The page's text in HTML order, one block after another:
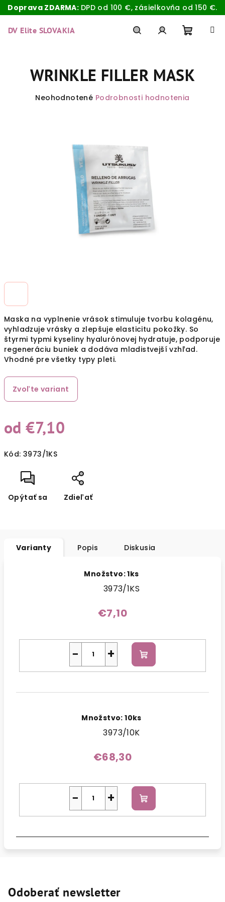
Doprava ZDARMA: DPD od 100 €, zásielkovňa od 150 €.
naDV Elite SLOVAKIA
košík
Maska na vyplnenie vrások stimuluje tvorbu kolagénu,
vyhladzuje vrásky a zlepšuje elasticitu pokožky. So
štyrmi typmi kyseliny hyalurónovej hydratuje, podporuje
regeneráciu buniek a dodáva mladistvejší vzhľad.
Vhodné pre všetky typy pleti.
Zvoľte variant
od€7,10
cena:
Kód: 3973/1KS
Opýtať sa Zdieľať
WRINKLE FILLER MASK
Priemerné
hviezdičiek.
Neohodnotené Podrobnosti hodnotenia
Varianty Popis Diskusia
Množstvo: 1ks
3973/1KS
€7,10
+
− Do
košíka
Množstvo: 10ks
3973/10K
€68,30
+
− Do
košíka
Odoberať newsletter